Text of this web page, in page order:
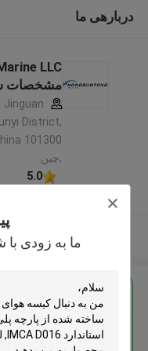
ما به زودی
دربارهی ما
مشخصات
Jinguan
District,
101300
,چین
5.0